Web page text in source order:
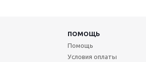
ПОМОЩЬ
Помощь
Условия оплаты